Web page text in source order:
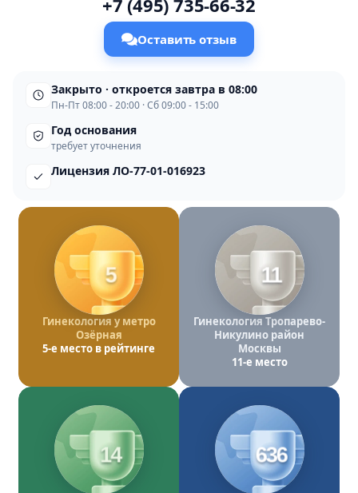
+7 (495) 735-66-32
Оставить отзыв
Закрыто · откроется завтра в 08:00
Пн-Пт 08:00 - 20:00 · Сб 09:00 - 15:00
Год основания
требует уточнения
Лицензия ЛО-77-01-016923
5
Гинекология у метро
Озёрная
5-е место в рейтинге
11
Гинекология Тропарево-
Никулино район
Москвы
11-е место
14 636